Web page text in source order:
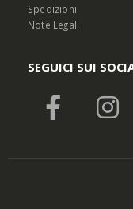
Spedizioni
Note Legali
SEGUICI SUI